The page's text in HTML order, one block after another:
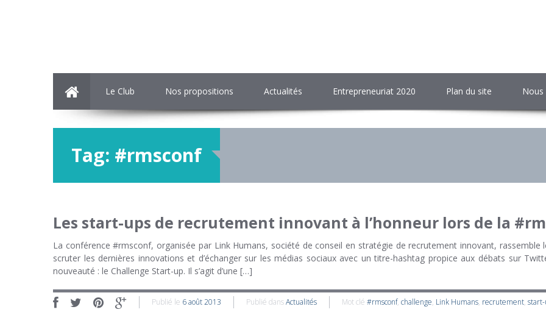
Le Club Nos propositions Actualités Entrepreneuriat 2020 Plan du site
Tag: #rmsconf
Les start-ups de recrutement innovant à l’honneur lors de la
La conférence #rmsconf, organisée par Link Humans, société de conseil en stratégie de recrutement innovant, rassemble
scruter les dernières innovations et d’échanger sur les médias sociaux avec un titre-hashtag propice aux débats sur
nouveauté : le Challenge Start-up. Il s’agit d’une […]
Publié le 6 août 2013 Publié dansActualités Mot clé #rmsconf, challenge, Link Humans, recrutement,